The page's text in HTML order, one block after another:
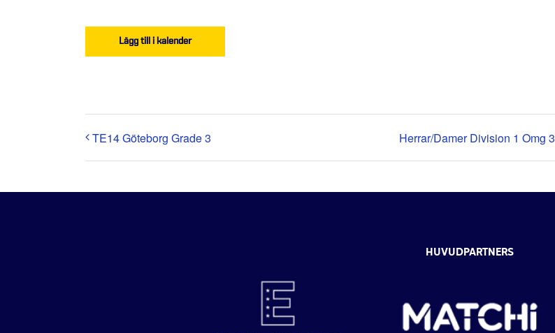
Lägg till i kalender
TE14 Göteborg Grade 3 Herrar/Damer Division 1 Omg 3
HUVUDPARTNERS